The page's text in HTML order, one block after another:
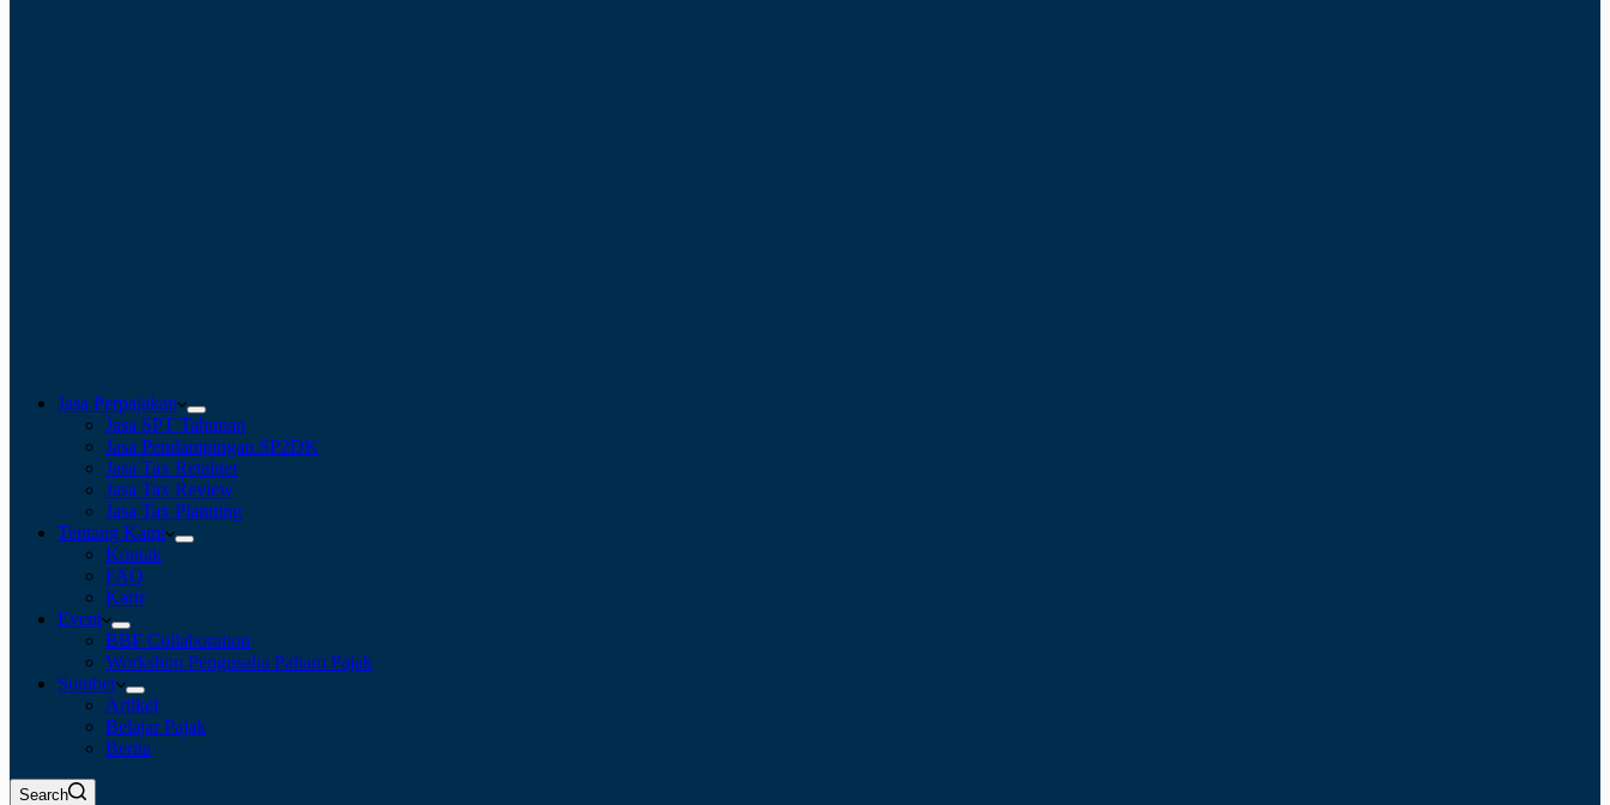
Jasa Perpajakan
Jasa SPT Tahunan
Jasa Pendampingan SP2DK
Jasa Tax Retainer
Jasa Tax Review
Jasa Tax Planning
Tentang Kami
Kontak
FAQ
Karir
Event
BBF Collaboration
Workshop Pengusaha Paham Pajak
Sumber
Artikel
Belajar Pajak
Berita
Search